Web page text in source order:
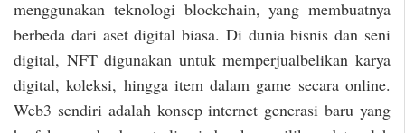
menggunakan teknologi blockchain, yang membuatnya
berbeda dari aset digital biasa. Di dunia bisnis dan seni
digital, NFT digunakan untuk memperjualbelikan karya
digital, koleksi, hingga item dalam game secara online.
Web3 sendiri adalah konsep internet generasi baru yang